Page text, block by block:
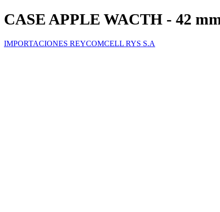
CASE APPLE WACTH - 42
IMPORTACIONES REYCOMCELL RYS S.A